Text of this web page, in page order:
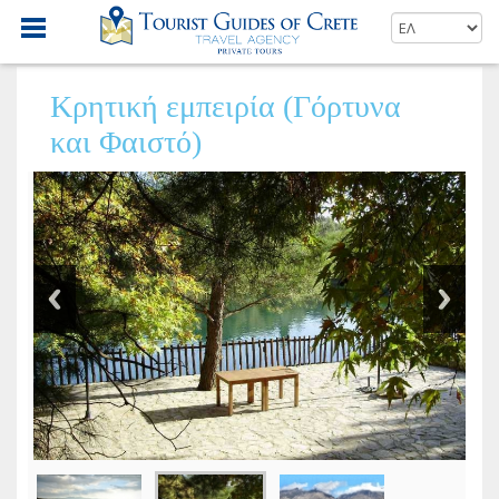
Κρητική εμπειρία (Γόρτυνα
και Φαιστό)